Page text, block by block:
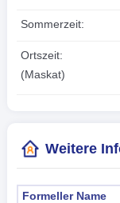
Sommerzeit:
Ortszeit:
(Maskat)
Weitere
Formeller Name